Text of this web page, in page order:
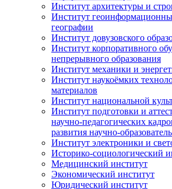
Институт архитектуры и
Институт
географии
Институт довузовского
Институт корпоративного
непрерывного образования
Институт механики и
Институт наукоёмких
материалов
Институт национальной
Институт подготовки и
научно-педагогических
развития научно-
Институт электроники и
Историко-социологический
Медицинский институт
Экономический институт
Юридический институт